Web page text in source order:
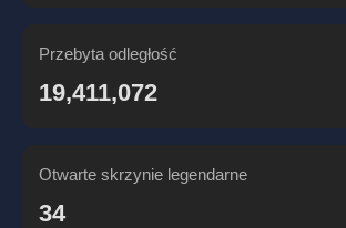
Przebyta odległość
19,411,072
Otwarte skrzynie legendarne
34